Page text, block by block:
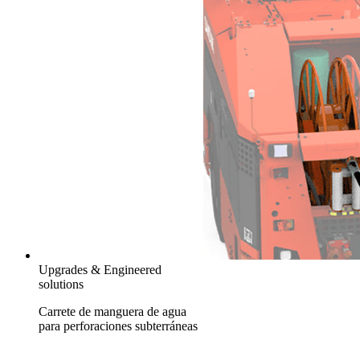
Upgrades & Engineered
solutions
Carrete de manguera de agua
para perforaciones subterráneas